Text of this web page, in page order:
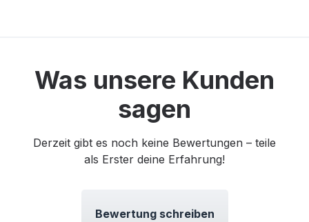
Was unsere Kunden
sagen
Derzeit gibt es noch keine Bewertungen – teile
als Erster deine Erfahrung!
Bewertung schreiben